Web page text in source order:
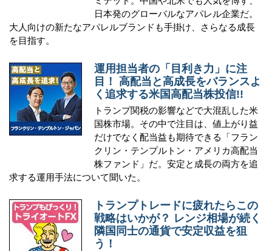
日本発のグローバルなアパレル企業だ。
大人向けの新たなアパレルブランドも手掛け、さらなる成長
を目指す。
運用担当者の「目利き力」に注
目！ 高配当と高成長をバランスよ
く追求する米国高配当株投信!!
トランプ関税の影響などで大混乱した米
国株市場。その中で注目は、値上がり益
だけでなく配当益も期待できる「フラン
クリン・テンプルトン・アメリカ高配当
株ファンド」だ。安定と成長の両方を追
求する運用手法について聞いた。
トランプトレードに疲れたらこの
戦略はいかが？ レンジ相場が続く
隣国同士の通貨で安定収益を狙
う！